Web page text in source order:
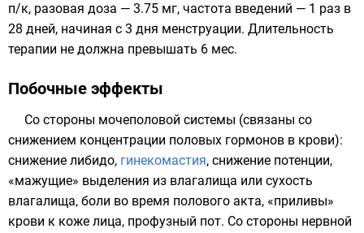
п/к, разовая доза — 3.75 мг, частота введений — 1 раз в
28 дней, начиная с 3 дня менструации. Длительность
терапии не должна превышать 6 мес.
Побочные эффекты
Со стороны мочеполовой системы (связаны со
снижением концентрации половых гормонов в крови):
снижение либидо, гинекомастия, снижение потенции,
«мажущие» выделения из влагалища или сухость
влагалища, боли во время полового акта, «приливы»
крови к коже лица, профузный пот. Со стороны нервной